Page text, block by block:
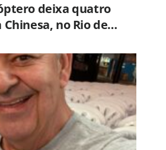
deixa quatro
no Rio de